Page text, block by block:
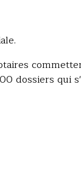
dossiers qui